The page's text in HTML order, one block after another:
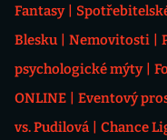
Fantasy
Blesku
Nemovitosti
psychologické mýty
ONLINE
Eventový
vs. Pudilová
Chance